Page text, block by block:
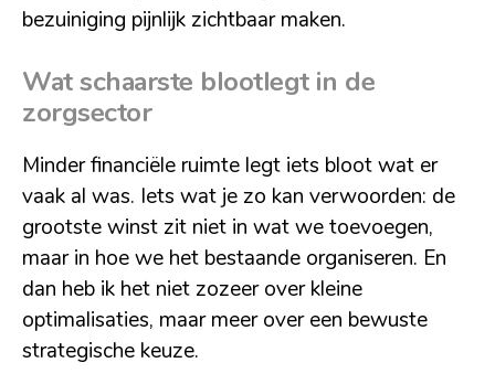
bezuiniging pijnlijk zichtbaar maken.
Wat schaarste blootlegtin de
zorgsector
Minder financiële ruimte legt iets bloot wat er
vaak al was. Iets wat je zo kan verwoorden: de
grootste winst zit niet in wat we toevoegen,
maar in hoe we het bestaande organiseren. En
dan heb ik het niet zozeer over kleine
optimalisaties, maar meer over een bewuste
strategische keuze.